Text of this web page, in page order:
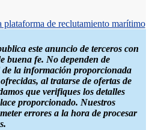
plataforma de reclutamiento marítimo
este anuncio de terceros con
buena fe. No dependen de
de la información proporcionada
al tratarse de ofertas de
que verifiques los detalles
proporcionado. Nuestros
errores a la hora de procesar